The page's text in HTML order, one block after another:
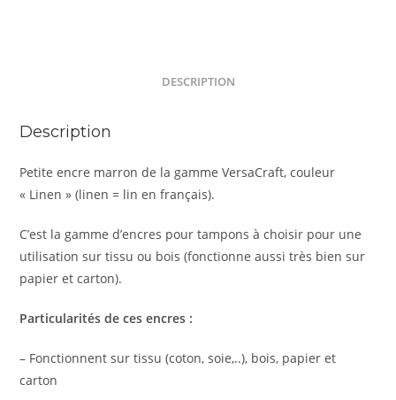
DESCRIPTION
Description
Petite encre marron de la gamme VersaCraft, couleur
« Linen » (linen = lin en français).
C’est la gamme d’encres pour tampons à choisir pour une
utilisation sur tissu ou bois (fonctionne aussi très bien sur
papier et carton).
Particularités de ces encres :
– Fonctionnent sur tissu (coton, soie,..), bois, papier et
carton